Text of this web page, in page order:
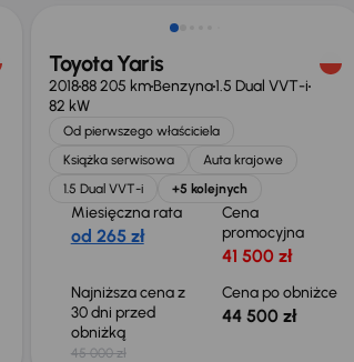
Toyota Yaris
201888 205 kmBenzyna1.5 Dual VVT-i
82 kW
Od pierwszego właściciela
Książka serwisowa
Auta krajowe
1.5 Dual VVT-i
+5 kolejnych
Miesięczna rata
od 265 zł
Cena
promocyjna
41 500 zł
Najniższa cena z
30 dni przed
obniżką
45 000 zł
Cena po obniżce
44 500 zł